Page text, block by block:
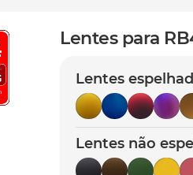
Lentes para
Lentes
Lentes não